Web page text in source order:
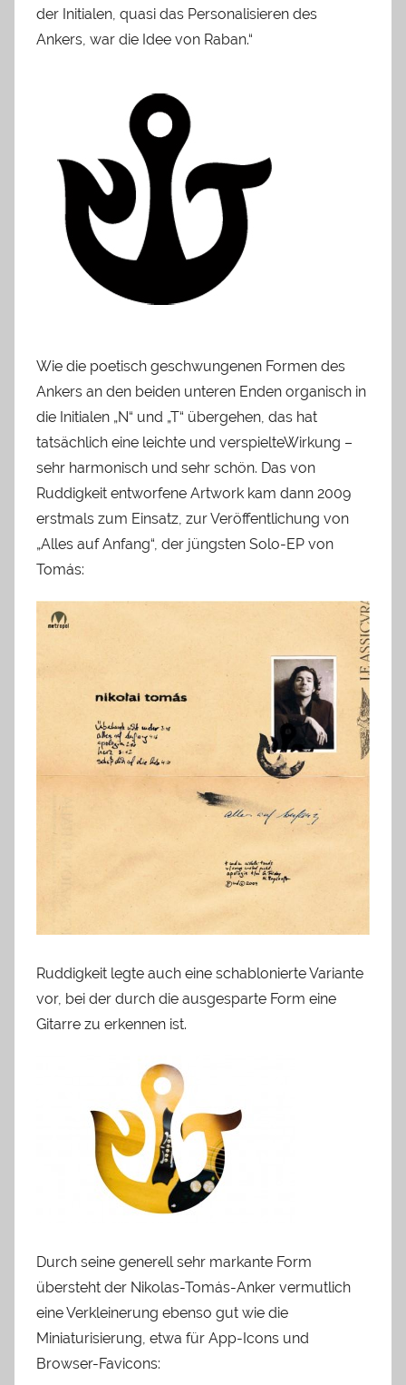
der Initialen, quasi das Personalisieren des
Ankers, war die Idee von Raban.“
Wie die poetisch geschwungenen Formen des
Ankers an den beiden unteren Enden organisch in
die Initialen „N“ und „T“ übergehen, das hat
tatsächlich eine leichte und verspielteWirkung –
sehr harmonisch und sehr schön. Das von
Ruddigkeit entworfene Artwork kam dann 2009
erstmals zum Einsatz, zur Veröffentlichung von
„Alles auf Anfang“, der jüngsten Solo-EP von
Tomás:
Ruddigkeit legte auch eine schablonierte Variante
vor, bei der durch die ausgesparte Form eine
Gitarre zu erkennen ist.
Durch seine generell sehr markante Form
übersteht der Nikolas-Tomás-Anker vermutlich
eine Verkleinerung ebenso gut wie die
Miniaturisierung, etwa für App-Icons und
Browser-Favicons: